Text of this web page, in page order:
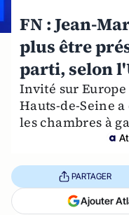
FN : Jean-
plus être
parti, selon
Invité sur Europe
Hauts-de-Seine
les chambres à
PARTAGER
Ajouter